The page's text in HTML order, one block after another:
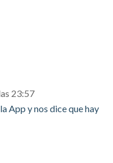
23:57
App y nos dice que hay